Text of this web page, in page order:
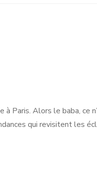
à Paris. Alors le baba, ce
qui revisitent les